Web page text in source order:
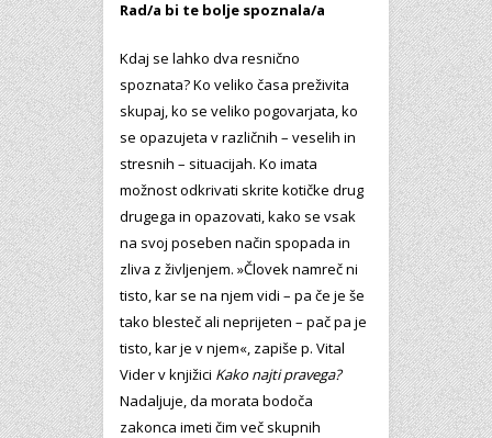
Rad/a bi te bolje spoznala/a
Kdaj se lahko dva resnično
spoznata? Ko veliko časa preživita
skupaj, ko se veliko pogovarjata, ko
se opazujeta v različnih – veselih in
stresnih – situacijah. Ko imata
možnost odkrivati skrite kotičke drug
drugega in opazovati, kako se vsak
na svoj poseben način spopada in
zliva z življenjem. »Človek namreč ni
tisto, kar se na njem vidi – pa če je še
tako blesteč ali neprijeten – pač pa je
tisto, kar je v njem«, zapiše p. Vital
Vider v knjižici Kako najti pravega?
Nadaljuje, da morata bodoča
zakonca imeti čim več skupnih